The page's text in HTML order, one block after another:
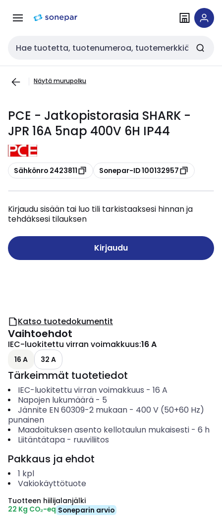
navigointiinsisältöön
Haku
Näytä murupolku
PCE - Jatkopistorasia SHARK -
JPR 16A 5nap 400V 6H IP44
Kopioi
Sähkönro 2423811 Kopioi
Sonepar-ID 100132957
Kirjaudu sisään tai luo tili tarkistaaksesi hinnan ja
tehdäksesi tilauksen
Kirjaudu
Katso tuotedokumentit
Vaihtoehdot
IEC-luokitettu virran voimakkuus:16 A
16 A 32 A
Tärkeimmät tuotetiedot
IEC-luokitettu virran voimakkuus - 16 A
Napojen lukumäärä- 5
Jännite EN 60309-2 mukaan- 400 V (50+60 Hz)
punainen
Maadoituksen asento kellotaulun mukaisesti- 6 h
Liitäntätapa- ruuviliitos
Pakkaus ja ehdot
1 kpl
Vakiokäyttötuote
Tuotteen hiilijalanjälki
22 Kg CO₂-eq Soneparin arvio